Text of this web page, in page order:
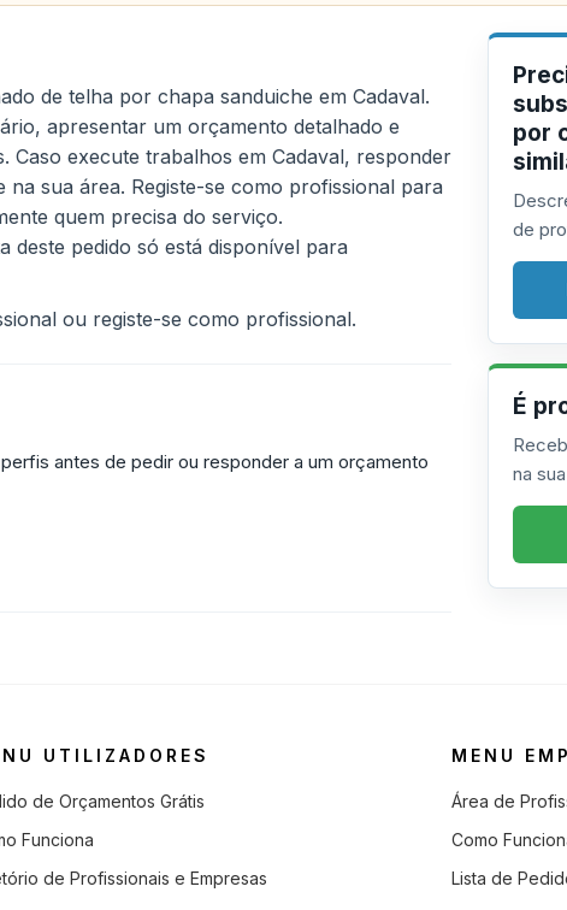
de telha por chapa sanduiche em Cadaval.
apresentar um orçamento detalhado e
execute trabalhos em Cadaval, responder
sua área. Registe-se como profissional para
quem precisa do serviço.
deste pedido só está disponível para
ou registe-se como profissional.
antes de pedir ou responder a um orçamento
por
de
É
na
UTILIZADORES
de Orçamentos Grátis
Funciona
de Profissionais e Empresas
MENU
Área de
Como
Lista de